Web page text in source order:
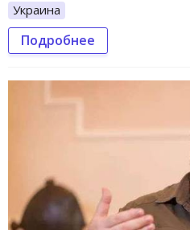
Украина
Подробнее